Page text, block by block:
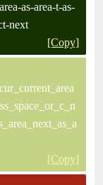
as-area-t-as-
next
[Copy]
[Copy]